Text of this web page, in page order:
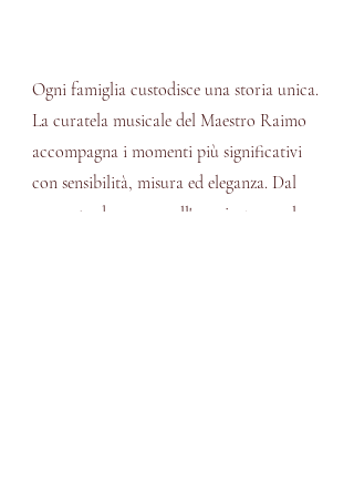
Ogni famiglia custodisce una storia unica.
La curatela musicale del Maestro Raimo
accompagna i momenti più significativi
con sensibilità, misura ed eleganza. Dal
concerto dopo cena all'esperienze con la